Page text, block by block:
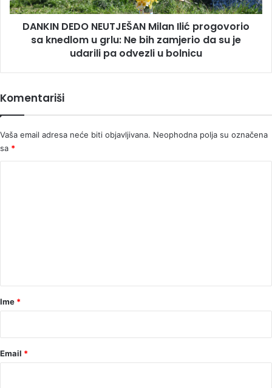
u
grlu:
da
je
udarili
odvezli
DANKIN DEDO NEUTJEŠAN Milan Ilić progovorio
sa knedlom u grlu: Ne bih zamjerio da su je
udarili pa odvezli u bolnicu
Komentariši
Vaša email adresa neće biti objavljivana. Neophodna polja su označena
sa *
rIme *
Email *